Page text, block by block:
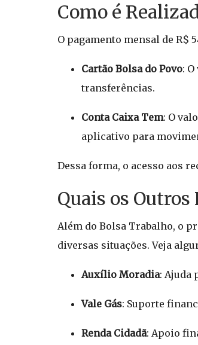
Como é
O pagamento mensal de R$
Cartão Bolsa do Povo:
transferências.
Conta Caixa Tem: O
aplicativo para
Dessa forma, o acesso aos
Quais os Outros
Além do Bolsa Trabalho, o
diversas situações. Veja
Auxílio Moradia: Ajuda
Vale Gás: Suporte
Renda Cidadã: Apoio